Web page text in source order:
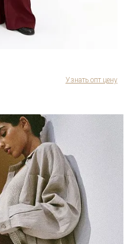
Узнать опт цену